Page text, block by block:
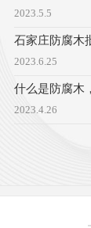
2023.5.5
石家庄防腐木
2023.6.25
什么是防腐木
2023.4.26